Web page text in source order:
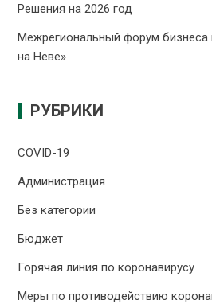
Решения на 2026 год
Межрегиональный форум бизнеса
на Неве»
РУБРИКИ
COVID-19
Администрация
Без категории
Бюджет
Горячая линия по коронавирусу
Меры по противодействию